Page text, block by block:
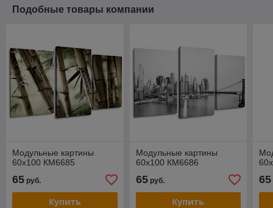
Подобные товары компании
Модульные картины
60x100 КМ6685
65 руб.
Купить
Модульные картины
60x100 КМ6686
65руб.
Купить
65